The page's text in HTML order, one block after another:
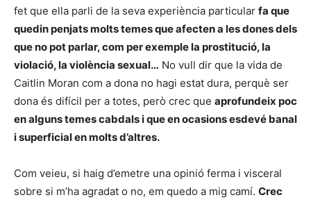
fet que ella parli de la seva experiència particular fa que
quedin penjats molts temes que afecten a les dones dels
que no pot parlar, com per exemple la prostitució, la
violació, la violència sexual… No vull dir que la vida de
Caitlin Moran com a dona no hagi estat dura, perquè ser
dona és difícil per a totes, però crec que aprofundeix poc
en alguns temes cabdals i que en ocasions esdevé banal
i superficial en molts d’altres.
Com veieu, si haig d’emetre una opinió ferma i visceral
sobre si m’ha agradat o no, em quedo a mig camí. Crec